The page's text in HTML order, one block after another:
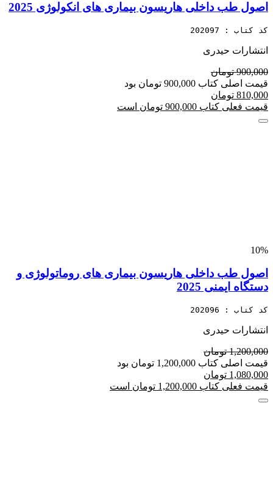
اصول طب داخلی هاریسون بیماری های انکولوژی 2025
کد کتاب : 202097
انتشارات حیدری
900,000 تومان
قیمت اصلی کتاب 900,000 تومان بود
810,000 تومان
قیمت فعلی کتاب 900,000 تومان است
10%
اصول طب داخلی هاریسون بیماری های روماتولوژی و
دستگاه ایمنی 2025
کد کتاب : 202096
انتشارات حیدری
1,200,000 تومان
قیمت اصلی کتاب 1,200,000 تومان بود
1,080,000 تومان
قیمت فعلی کتاب 1,200,000 تومان است